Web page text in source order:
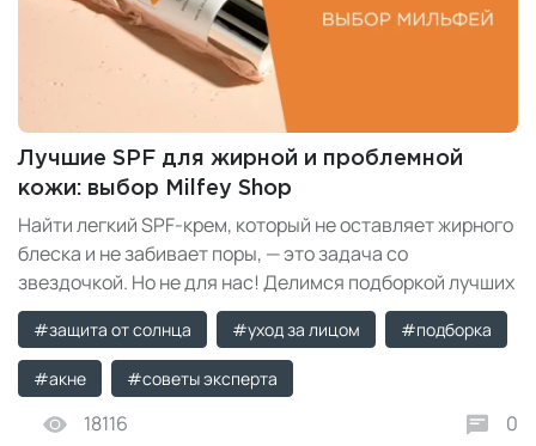
Лучшие SPF для жирной и проблемной
кожи: выбор Milfey Shop
Найти легкий SPF-крем, который не оставляет жирного
блеска и не забивает поры, — это задача со
звездочкой. Но не для нас! Делимся подборкой лучших
солнцезащитных кремов для жирной и проблемной
кожи, а также рекомендациями по выбору правильного
средства.
#защита от солнца #уход за лицом #подборка
#акне #советы эксперта
18116 0